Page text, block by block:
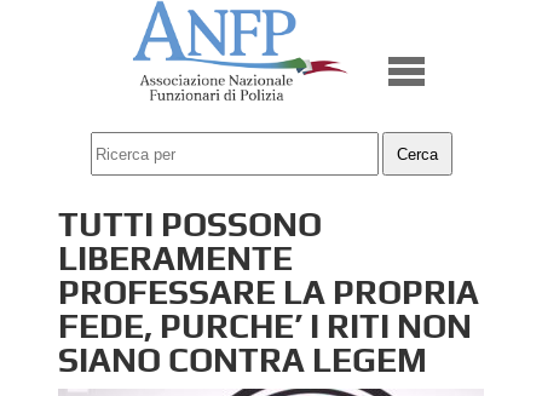
TUTTI POSSONO
LIBERAMENTE
PROFESSARE LA PROPRIA
FEDE, PURCHE’ I RITI NON
SIANO CONTRA LEGEM